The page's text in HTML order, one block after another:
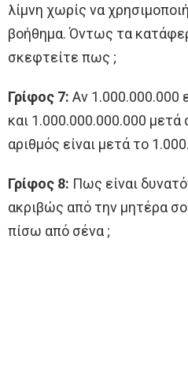
λίμνη χωρίς να
βοήθημα. Όντως τα
σκεφτείτε πως ;
Γρίφος 7: Αν 1.000.000.000
και 1.000.000.000.000 μετά
αριθμός είναι μετά το
Γρίφος 8: Πως είναι
ακριβώς από την μητέρα
πίσω από σένα ;